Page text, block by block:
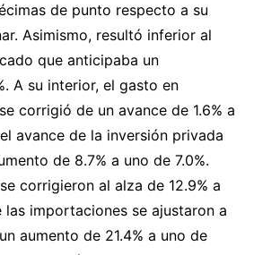
de punto respecto a su
Asimismo, resultó inferior al
que anticipaba un
A su interior, el gasto en
corrigió de un avance de 1.6% a
avance de la inversión privada
de 8.7% a uno de 7.0%.
corrigieron al alza de 12.9% a
las importaciones se ajustaron a
aumento de 21.4% a uno de